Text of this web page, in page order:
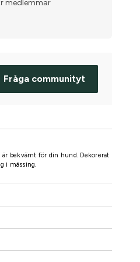
medlemmar
Fråga communityt
bekvämt för din hund. Dekorerat
i mässing.